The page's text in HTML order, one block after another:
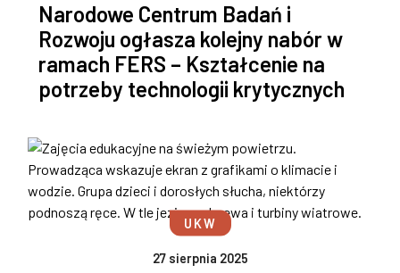
Narodowe Centrum Badań i
Rozwoju ogłasza kolejny nabór w
ramach FERS – Kształcenie na
potrzeby technologii krytycznych
UKW
27 sierpnia 2025